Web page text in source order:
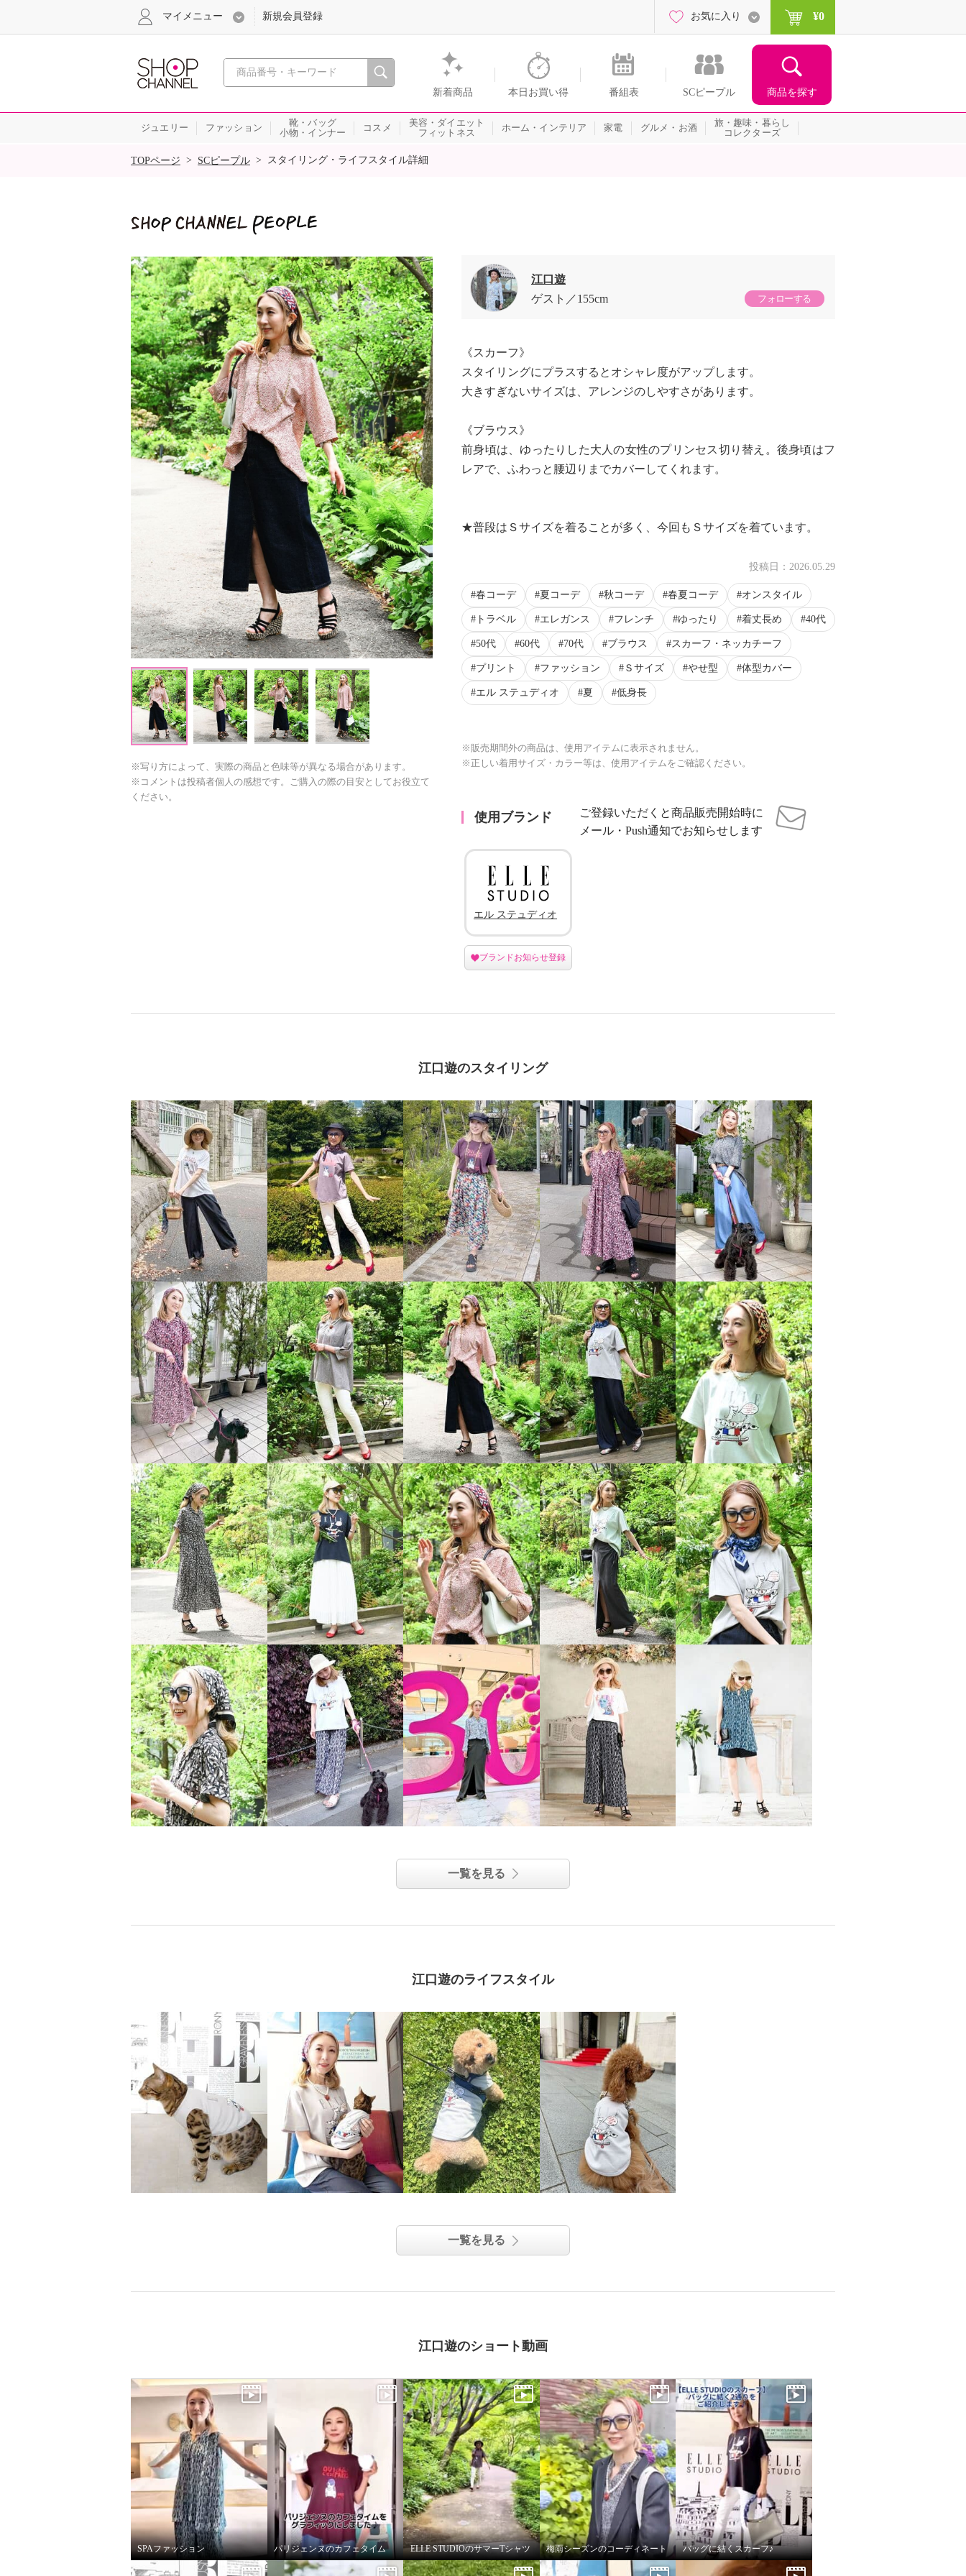
心おどる、瞬間を。通販・テレビショッピングのショップチャンネル
新着商品 本日お買い得 番組表 SCピープル 商品を探す
マイメニュー 新規会員登録 お気に入り ¥0
ジュエリー ファッション
靴・バッグ
小物・インナー
コスメ
美容・ダイエット
フィットネス
ホーム・インテリア 家電 グルメ・お酒
旅・趣味・暮らし
コレクターズ
SALE
TOPページ > SCピープル > スタイリング・ライフスタイル詳細
Next
※写り方によって、実際の商品と色味等が異なる場合があります。
※コメントは投稿者個人の感想です。ご購入の際の目安としてお役立て
ください。
江口遊
ゲスト
155cm フォローする
《スカーフ》
スタイリングにプラスするとオシャレ度がアップします。
大きすぎないサイズは、アレンジのしやすさがあります。
《ブラウス》
前身頃は、ゆったりした大人の女性のプリンセス切り替え。後身頃はフ
レアで、ふわっと腰辺りまでカバーしてくれます。
★普段はＳサイズを着ることが多く、今回もＳサイズを着ています。
投稿日： 2026.05.29
春コーデ 夏コーデ 秋コーデ 春夏コーデ オンスタイル
トラベル エレガンス フレンチ ゆったり 着丈長め 40代
50代 60代 70代 ブラウス スカーフ・ネッカチーフ
プリント ファッション Ｓサイズ やせ型 体型カバー
エル ステュディオ 夏 低身長
※販売期間外の商品は、使用アイテムに表示されません。
※正しい着用サイズ・カラー等は、使用アイテムをご確認ください。
使用ブランド
ご登録いただくと商品販売開始時に
メール・Push通知でお知らせします
エル ステュディオ
ブランドお知らせ登録
江口遊のスタイリング
一覧を見る
江口遊のライフスタイル
一覧を見る
江口遊のショート動画
SPAファッション パリジェンヌのカフェタイム ELLE STUDIOのサマーTシャツ 梅雨シーズンのコーディネート バッグに結くスカーフ♪